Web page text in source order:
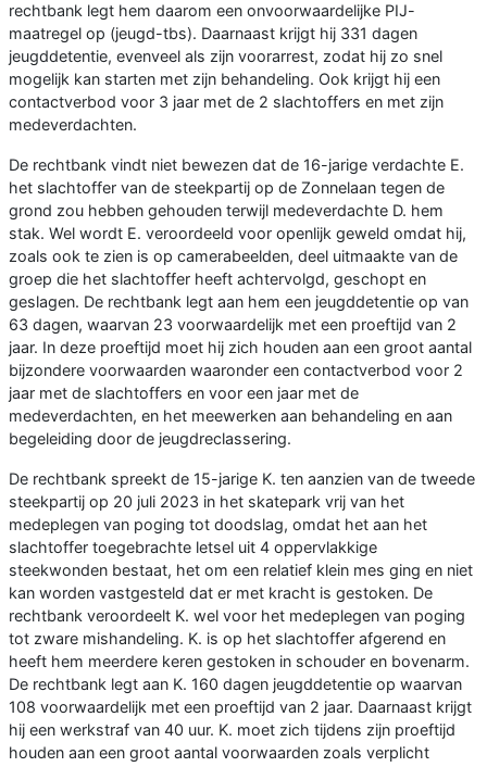
rechtbank legt hem daarom een onvoorwaardelijke PIJ-
maatregel op (jeugd-tbs). Daarnaast krijgt hij 331 dagen
jeugddetentie, evenveel als zijn voorarrest, zodat hij zo snel
mogelijk kan starten met zijn behandeling. Ook krijgt hij een
contactverbod voor 3 jaar met de 2 slachtoffers en met zijn
medeverdachten.
De rechtbank vindt niet bewezen dat de 16-jarige verdachte E.
het slachtoffer van de steekpartij op de Zonnelaan tegen de
grond zou hebben gehouden terwijl medeverdachte D. hem
stak. Wel wordt E. veroordeeld voor openlijk geweld omdat hij,
zoals ook te zien is op camerabeelden, deel uitmaakte van de
groep die het slachtoffer heeft achtervolgd, geschopt en
geslagen. De rechtbank legt aan hem een jeugddetentie op van
63 dagen, waarvan 23 voorwaardelijk met een proeftijd van 2
jaar. In deze proeftijd moet hij zich houden aan een groot aantal
bijzondere voorwaarden waaronder een contactverbod voor 2
jaar met de slachtoffers en voor een jaar met de
medeverdachten, en het meewerken aan behandeling en aan
begeleiding door de jeugdreclassering.
De rechtbank spreekt de 15-jarige K. ten aanzien van de tweede
steekpartij op 20 juli 2023 in het skatepark vrij van het
medeplegen van poging tot doodslag, omdat het aan het
slachtoffer toegebrachte letsel uit 4 oppervlakkige
steekwonden bestaat, het om een relatief klein mes ging en niet
kan worden vastgesteld dat er met kracht is gestoken. De
rechtbank veroordeelt K. wel voor het medeplegen van poging
tot zware mishandeling. K. is op het slachtoffer afgerend en
heeft hem meerdere keren gestoken in schouder en bovenarm.
De rechtbank legt aan K. 160 dagen jeugddetentie op waarvan
108 voorwaardelijk met een proeftijd van 2 jaar. Daarnaast krijgt
hij een werkstraf van 40 uur. K. moet zich tijdens zijn proeftijd
houden aan een groot aantal voorwaarden zoals verplicht